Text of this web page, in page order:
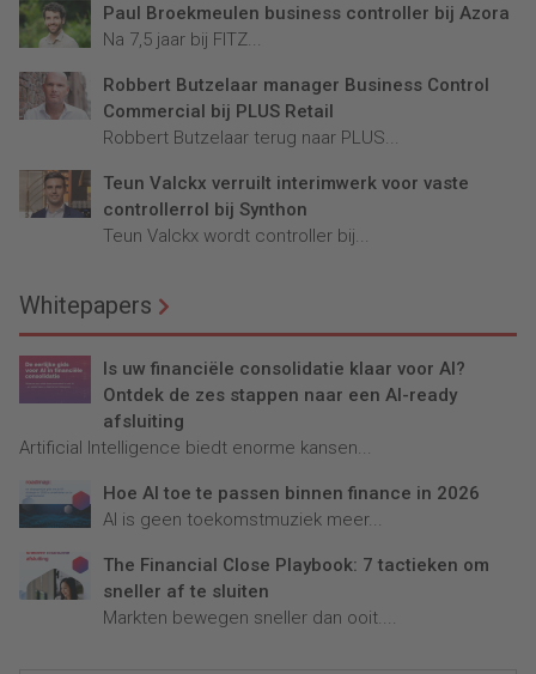
Paul Broekmeulen business controller bij Azora
Na 7,5 jaar bij FITZ...
Robbert Butzelaar manager Business Control
Commercial bij PLUS Retail
Robbert Butzelaar terug naar PLUS...
Teun Valckx verruilt interimwerk voor vaste
controllerrol bij Synthon
Teun Valckx wordt controller bij...
Whitepapers
Is uw financiële consolidatie klaar voor AI?
Ontdek de zes stappen naar een AI-ready
afsluiting
Artificial Intelligence biedt enorme kansen...
Hoe AI toe te passen binnen finance in 2026
AI is geen toekomstmuziek meer...
The Financial Close Playbook: 7 tactieken om
sneller af te sluiten
Markten bewegen sneller dan ooit....